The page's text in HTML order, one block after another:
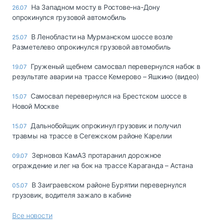
26.07
На Западном мосту в Ростове-на-Дону
опрокинулся грузовой автомобиль
25.07
В Ленобласти на Мурманском шоссе возле
Разметелево опрокинулся грузовой автомобиль
19.07
Груженый щебнем самосвал перевернулся набок в
результате аварии на трассе Кемерово – Яшкино (видео)
15.07
Самосвал перевернулся на Брестском шоссе в
Новой Москве
15.07
Дальнобойщик опрокинул грузовик и получил
травмы на трассе в Сегежском районе Карелии
09.07
Зерновоз КамАЗ протаранил дорожное
ограждение и лег на бок на трассе Караганда – Астана
05.07
В Заиграевском районе Бурятии перевернулся
грузовик, водителя зажало в кабине
Все новости